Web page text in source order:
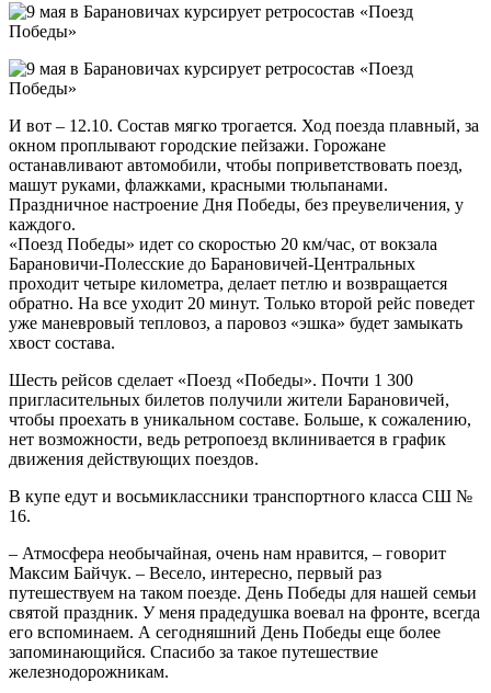
И вот – 12.10. Состав мягко трогается. Ход поезда плавный, за
окном проплывают городские пейзажи. Горожане
останавливают автомобили, чтобы поприветствовать поезд,
машут руками, флажками, красными тюльпанами.
Праздничное настроение Дня Победы, без преувеличения, у
каждого.
«Поезд Победы» идет со скоростью 20 км/час, от вокзала
Барановичи-Полесские до Барановичей-Центральных
проходит четыре километра, делает петлю и возвращается
обратно. На все уходит 20 минут. Только второй рейс поведет
уже маневровый тепловоз, а паровоз «эшка» будет замыкать
хвост состава.
Шесть рейсов сделает «Поезд «Победы». Почти 1 300
пригласительных билетов получили жители Барановичей,
чтобы проехать в уникальном составе. Больше, к сожалению,
нет возможности, ведь ретропоезд вклинивается в график
движения действующих поездов.
В купе едут и восьмиклассники транспортного класса СШ №
16.
– Атмосфера необычайная, очень нам нравится, – говорит
Максим Байчук. – Весело, интересно, первый раз
путешествуем на таком поезде. День Победы для нашей семьи
святой праздник. У меня прадедушка воевал на фронте, всегда
его вспоминаем. А сегодняшний День Победы еще более
запоминающийся. Спасибо за такое путешествие
железнодорожникам.